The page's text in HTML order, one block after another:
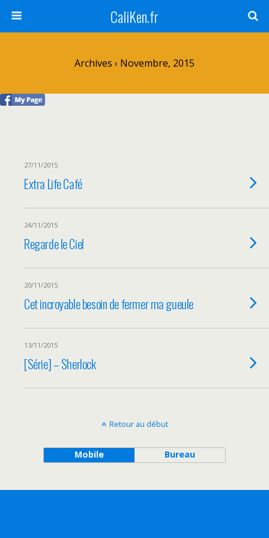
CaliKen.fr
Archives › Novembre, 2015
27/11/2015
Extra Life Café
24/11/2015
Regarde le Ciel
20/11/2015
Cet incroyable besoin de fermer ma gueule
13/11/2015
[Série] – Sherlock
Retour au début
Mobile Bureau